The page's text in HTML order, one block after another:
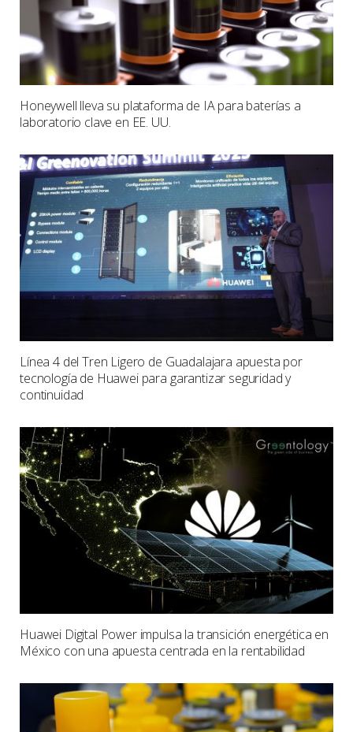
Honeywell lleva su plataforma de IA para baterías a
laboratorio clave en EE. UU.
Línea 4 del Tren Ligero de Guadalajara apuesta por
tecnología de Huawei para garantizar seguridad y
continuidad
Huawei Digital Power impulsa la transición energética en
México con una apuesta centrada en la rentabilidad